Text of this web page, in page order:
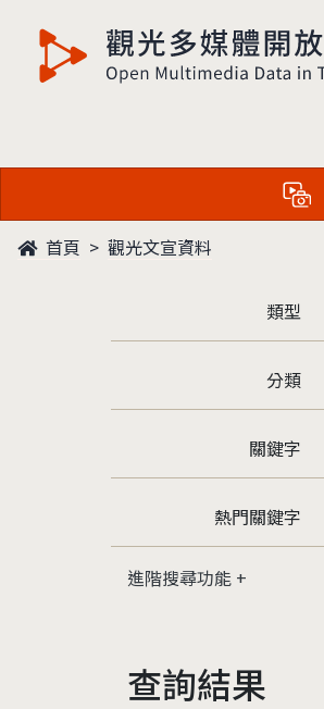
觀光多媒體開放資料
首頁 觀光文宣資料
類型
分類
關鍵字
熱門關鍵字
進階搜尋功能
查詢結果